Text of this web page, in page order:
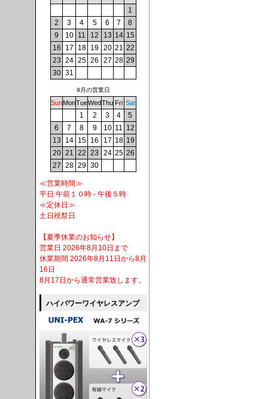
1
2
3 4 5 6 7
8
9
10 11 12 13 14 15
16
17 18 19 20 21 22
23 24 25 26 27 28 29
30 31
9月の営業日
SunMonTueWedThu Fri Sat
1 2 3 4
5
6
7 8 9 10 11 12
13
14 15 16 17 18 19
20 21 22 23 24 25 26
27 28 29 30
≪営業時間≫
平日 午前１０時 - 午後５時
≪定休日≫
土日祝祭日
【夏季休業のお知らせ】
営業日 2026年8月10日まで
休業期間 2026年8月11日から8月
16日
8月17日から通常営業致します。
ハイパワーワイヤレスアンプ